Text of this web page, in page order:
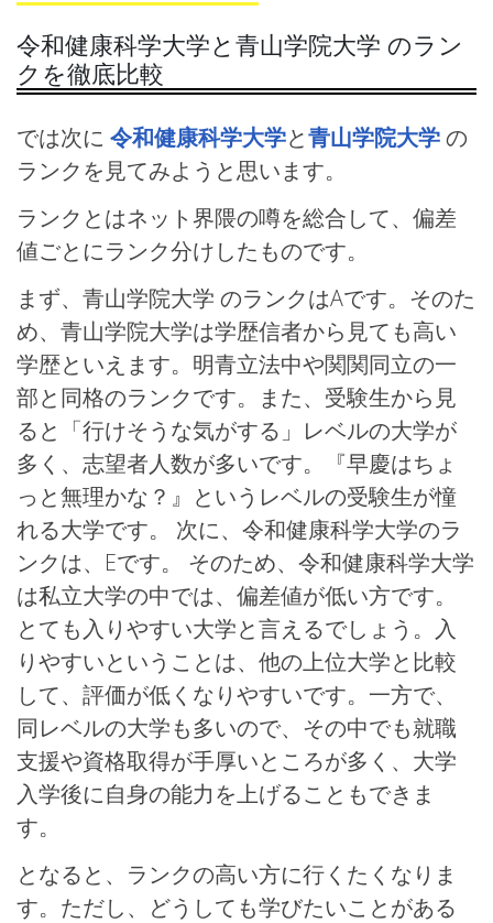
令和健康科学大学と青山学院大学 のラン
クを徹底比較
では次に 令和健康科学大学と青山学院大学の
ランクを見てみようと思います。
ランクとはネット界隈の噂を総合して、偏差
値ごとにランク分けしたものです。
まず、青山学院大学 のランクはAです。そのた
め、青山学院大学は学歴信者から見ても高い
学歴といえます。明青立法中や関関同立の一
部と同格のランクです。また、受験生から見
ると「行けそうな気がする」レベルの大学が
多く、志望者人数が多いです。『早慶はちょ
っと無理かな？』というレベルの受験生が憧
れる大学です。 次に、令和健康科学大学のラ
ンクは、Eです。 そのため、令和健康科学大学
は私立大学の中では、偏差値が低い方です。
とても入りやすい大学と言えるでしょう。入
りやすいということは、他の上位大学と比較
して、評価が低くなりやすいです。一方で、
同レベルの大学も多いので、その中でも就職
支援や資格取得が手厚いところが多く、大学
入学後に自身の能力を上げることもできま
す。
となると、ランクの高い方に行くたくなりま
す。ただし、どうしても学びたいことがある